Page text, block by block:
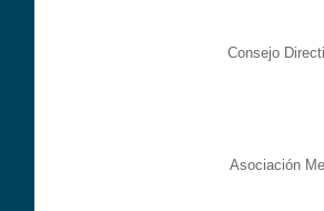
Consejo
Asociación